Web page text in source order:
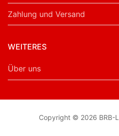
Zahlung und Versand
WEITERES
Über uns
Copyright © 2026 BRB-